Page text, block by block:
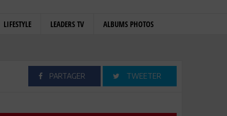
LIFESTYLE LEADERS TV ALBUMS PHOTOS
PARTAGER TWEETER